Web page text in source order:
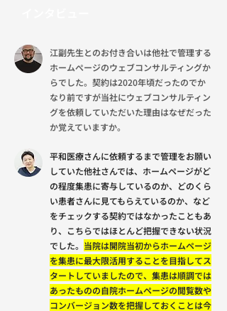
江副先生とのお付き合いは他社で管理する
ホームぺージのウェブコンサルティングか
らでした。契約は2020年頃だったのでか
なり前ですが当社にウェブコンサルティン
グを依頼していただいた理由はなぜだった
か覚えていますか。
平和医療さんに依頼するまで管理をお願い
していた他社さんでは、ホームページがど
の程度集患に寄与しているのか、どのくら
い患者さんに見てもらえているのか、など
をチェックする契約ではなかったこともあ
り、こちらではほとんど把握できない状況
でした。 当院は開院当初からホームページ
を集患に最大限活用することを目指してス
タートしていましたので、集患は順調では
あったものの自院ホームページの閲覧数や
コンバージョン数を把握しておくことは今